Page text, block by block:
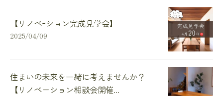
【リノベｰション完成見学会】
2025/04/09
住まいの未来を一緒に考えませんか？
【リノベーション相談会開催...